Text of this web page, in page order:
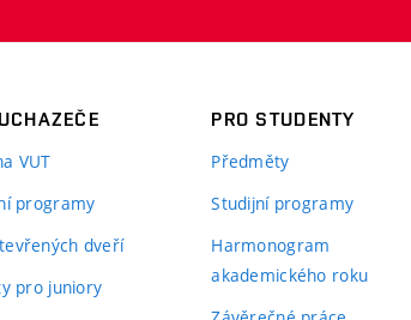
VUT
programy
dveří
pro juniory
PRO STUDENTY
Předměty
Studijní programy
Harmonogram
akademického roku